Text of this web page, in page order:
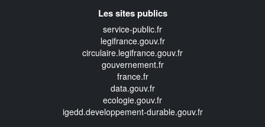
Les sites publics
service-public.fr
legifrance.gouv.fr
circulaire.legifrance.gouv.fr
gouvernement.fr
france.fr
data.gouv.fr
ecologie.gouv.fr
igedd.developpement-durable.gouv.fr